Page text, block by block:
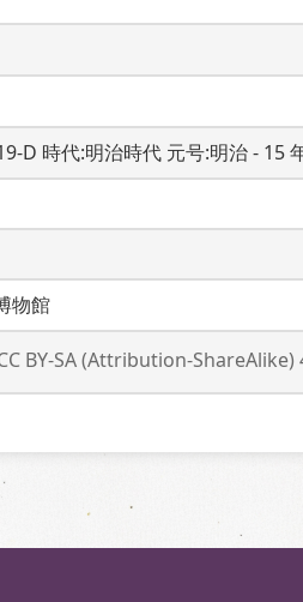
D 時代:明治時代 元号:明治 - 15
物館
BY-SA (Attribution-ShareAlike)